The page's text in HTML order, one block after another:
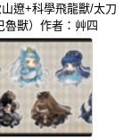
遼+科學飛龍獸/太刀
魯獸）作者：艸四